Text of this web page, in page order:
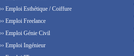
›› Emploi Esthétique / Coiffure
›› Emploi Freelance
›› Emploi Génie Civil
›› Emploi Ingénieur